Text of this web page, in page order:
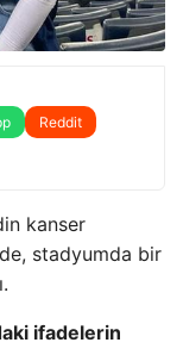
Reddit
kanser
stadyumda bir
ifadelerin